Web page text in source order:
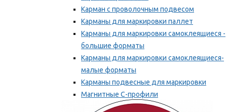
Карман с проволочным подвесом
Карманы для маркировки паллет
Карманы для маркировки самоклеящиеся -
большие форматы
Карманы для маркировки самоклеящиеся-
малые форматы
Карманы подвесные для маркировки
Магнитные С-профили
Напольная маркировка